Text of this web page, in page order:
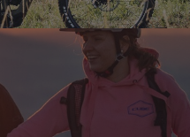
bicykle